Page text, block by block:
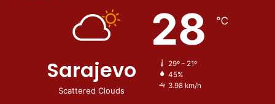
Sarajevo
Scattered Clouds
28 ℃
29º - 21º
45%
3.98 km/h